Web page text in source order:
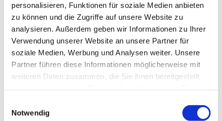
personalisieren, Funktionen für soziale Medien anbieten
zu können und die Zugriffe auf unsere Website zu
analysieren. Außerdem geben wir Informationen zu Ihrer
Verwendung unserer Website an unsere Partner für
soziale Medien, Werbung und Analysen weiter. Unsere
Partner führen diese Informationen möglicherweise mit
weiteren Daten zusammen, die Sie ihnen bereitgestellt
Cookies, wenn Sie unsere Webseite weiterhin nutzen.
Notwendig
Website
Liebe Lesende, die Buchhandlung Bücher König
besteht in Neunkirchen seit 1986 und feiert in
gehört die wunderbare Dorfbuchhandlung Hahn in